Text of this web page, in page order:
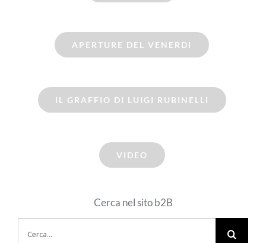
APERTURE DEL VENERDI
IL GRAFFIO DI LUIGI RUBINELLI
VIDEO
Cerca nel sito b2B
per: